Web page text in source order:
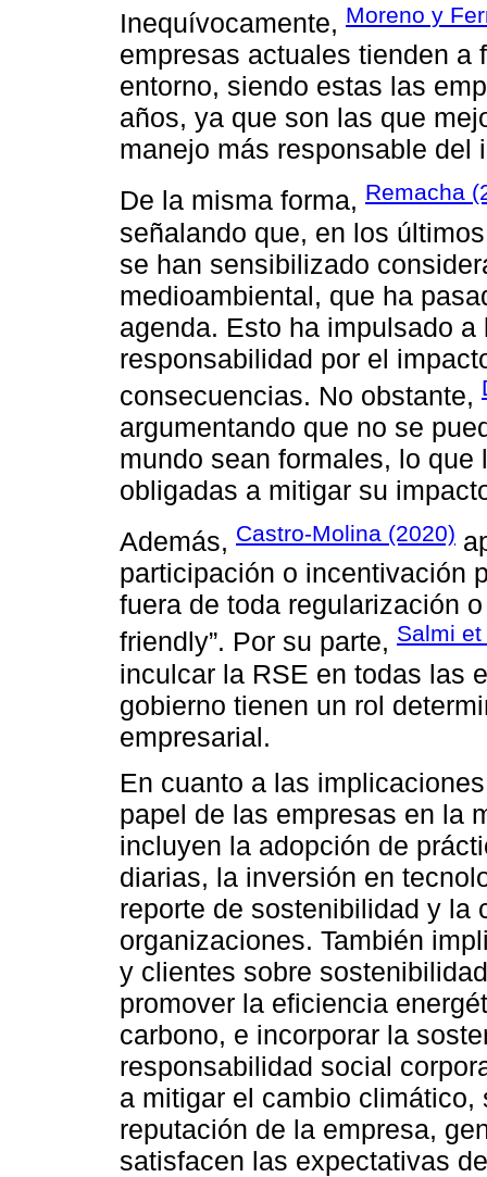
Inequívocamente, Moreno y
empresas actuales tienden a
entorno, siendo estas las
años, ya que son las que
manejo más responsable del
De la misma forma, Remacha
señalando que, en los
se han sensibilizado
medioambiental, que ha
agenda. Esto ha impulsado
responsabilidad por el
consecuencias. No obstante,
argumentando que no se
mundo sean formales, lo
obligadas a mitigar su
Además, Castro-Molina (2020)
participación o incentivación
fuera de toda regularización
friendly”. Por su parte, Salmi
inculcar la RSE en todas las
gobierno tienen un rol
empresarial.
En cuanto a las
papel de las empresas en la
incluyen la adopción de
diarias, la inversión en
reporte de sostenibilidad y la
organizaciones. También
y clientes sobre
promover la eficiencia
carbono, e incorporar la
responsabilidad social
a mitigar el cambio
reputación de la empresa,
satisfacen las expectativas